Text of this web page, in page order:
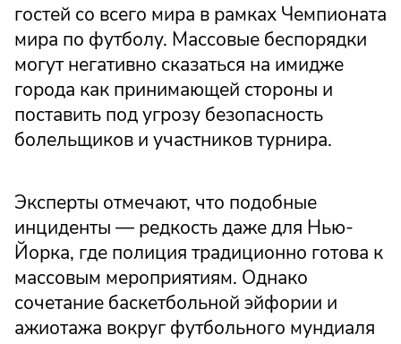
гостей со всего мира в рамках Чемпионата
мира по футболу. Массовые беспорядки
могут негативно сказаться на имидже
города как принимающей стороны и
поставить под угрозу безопасность
болельщиков и участников турнира.
Эксперты отмечают, что подобные
инциденты — редкость даже для Нью-
Йорка, где полиция традиционно готова к
массовым мероприятиям. Однако
сочетание баскетбольной эйфории и
ажиотажа вокруг футбольного мундиаля